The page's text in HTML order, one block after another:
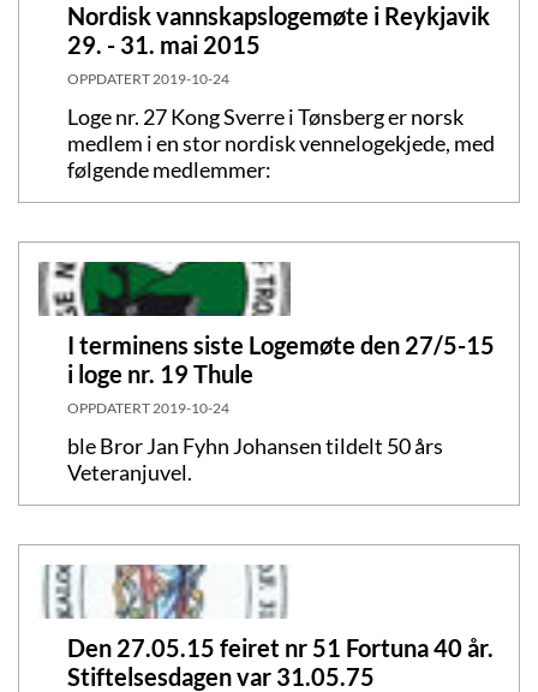
Nordisk vannskapslogemøte i Reykjavik
29. - 31. mai 2015
OPPDATERT 2019-10-24
Loge nr. 27 Kong Sverre i Tønsberg er norsk
medlem i en stor nordisk vennelogekjede, med
følgende medlemmer:
I terminens siste Logemøte den 27/5-15
i loge nr. 19 Thule
OPPDATERT 2019-10-24
ble Bror Jan Fyhn Johansen tildelt 50 års
Veteranjuvel.
Den 27.05.15 feiret nr 51 Fortuna 40 år.
Stiftelsesdagen var 31.05.75